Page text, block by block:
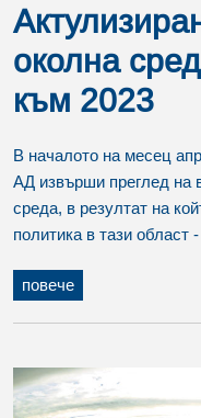
околна
към 2023
В началото на месец
АД извърши преглед на
среда, в резултат на
политика в тази област
повече